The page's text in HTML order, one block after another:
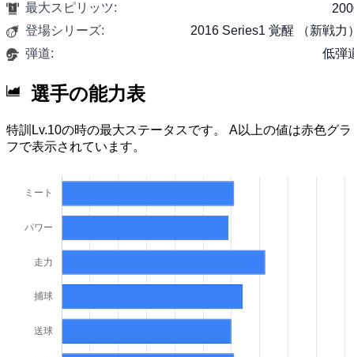
最大スピリッツ:
登場シリーズ:
2016 Series1 覚醒 （新戦力
弾道:
低弾
選手の能力表
特訓Lv.10の時の最大ステータスです。 A以上の値は赤色グラ
フで表示されています。